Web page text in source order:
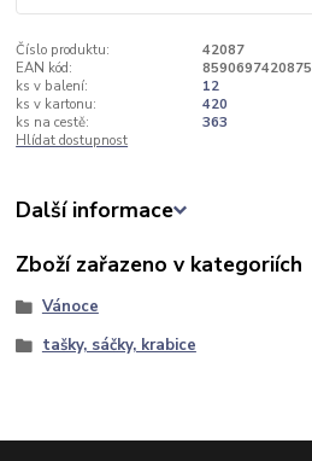
Číslo produktu:
42087
EAN kód:
8590697420875
ks v balení:
12
ks v kartonu:
420
ks na cestě:
363
Hlídat dostupnost
Další informace
Zboží zařazeno v kategoriích
Vánoce
tašky, sáčky, krabice